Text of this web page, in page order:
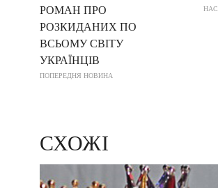
РОМАН ПРО
РОЗКИДАНИХ ПО
ВСЬОМУ СВІТУ
УКРАЇНЦІВ
ПОПЕРЕДНЯ НОВИНА
СХОЖІ